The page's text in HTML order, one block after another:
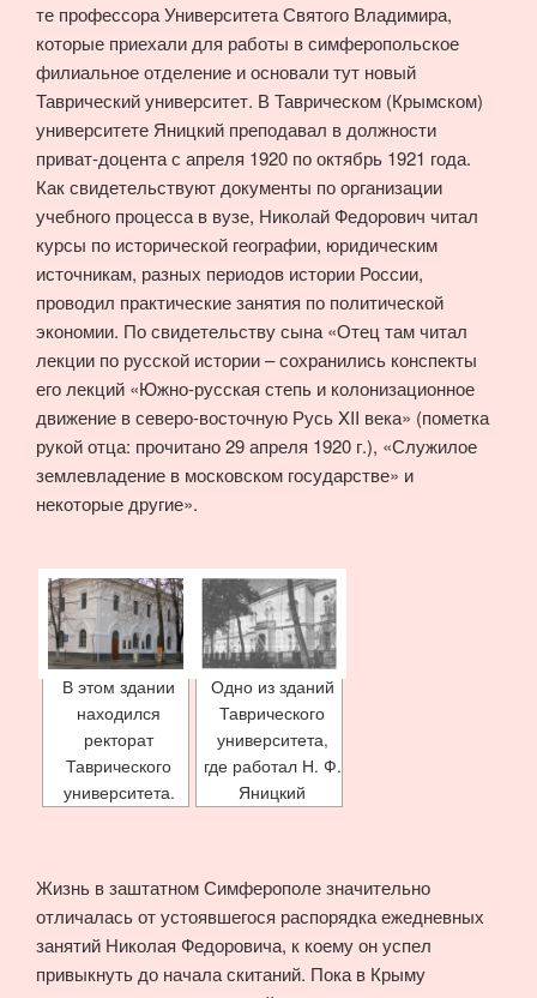
те профессора Университета Святого Владимира,
которые приехали для работы в симферопольское
филиальное отделение и основали тут новый
Таврический университет. В Таврическом (Крымском)
университете Яницкий преподавал в должности
приват-доцента с апреля 1920 по октябрь 1921 года.
Как свидетельствуют документы по организации
учебного процесса в вузе, Николай Федорович читал
курсы по исторической географии, юридическим
источникам, разных периодов истории России,
проводил практические занятия по политической
экономии. По свидетельству сына «Отец там читал
лекции по русской истории – сохранились конспекты
его лекций «Южно-русская степь и колонизационное
движение в северо-восточную Русь XII века» (пометка
рукой отца: прочитано 29 апреля 1920 г.), «Служилое
землевладение в московском государстве» и
некоторые другие».
В этом здании
находился
ректорат
Таврического
университета.
Одно из зданий
Таврического
университета,
где работал Н. Ф.
Яницкий
Жизнь в заштатном Симферополе значительно
отличалась от устоявшегося распорядка ежедневных
занятий Николая Федоровича, к коему он успел
привыкнуть до начала скитаний. Пока в Крыму